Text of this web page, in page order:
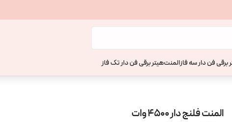
برقی فن دار سه فازالمنتهیتر برقی فن دار تک فاز
المنت فلنج دار 4500 وات